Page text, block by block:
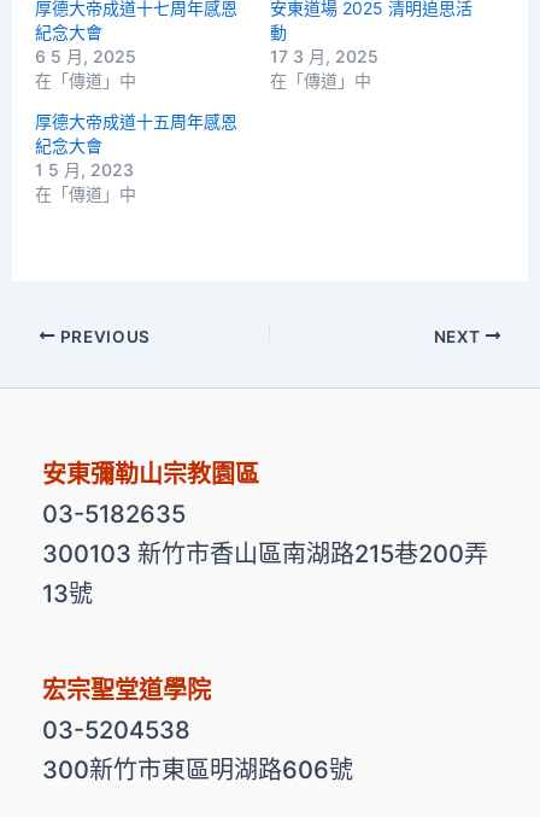
厚德大帝成道十七周年感恩
紀念大會
6 5 月, 2025
在「傳道」中
安東道場 2025 清明追思活
動
17 3 月, 2025
在「傳道」中
厚德大帝成道十五周年感恩
紀念大會
1 5 月, 2023
在「傳道」中
PREVIOUS NEXT
安東彌勒山宗教園區
03-5182635
300103 新竹市香山區南湖路215巷200弄
13號
宏宗聖堂道學院
03-5204538
300新竹市東區明湖路606號